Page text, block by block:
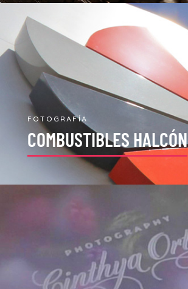
FOTOGRAFÍA
COMBUSTIBLES HALCÓN